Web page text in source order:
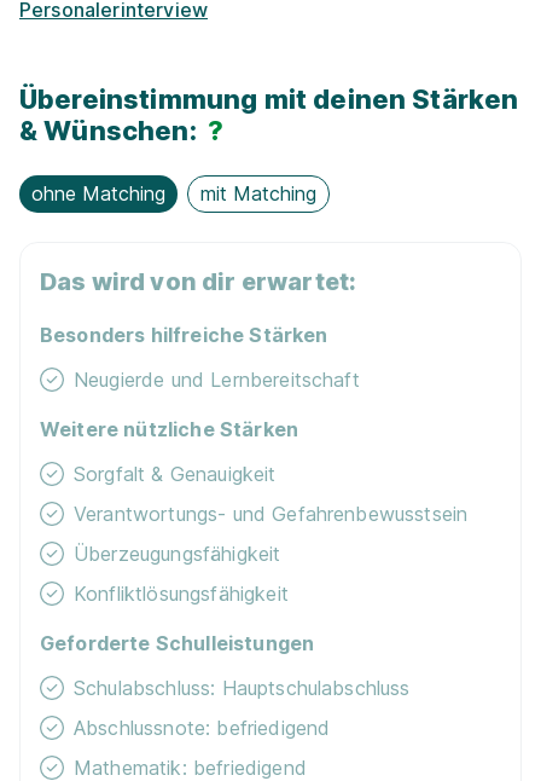
Fahrt­kosten­zu­schuss
Zu­satz­qua­li­fi­ka­tio­nen
Exkur­sionen
Nachhaltigkeit / Umweltschutz
Kostenloses WLAN
Mobiles Arbeiten
El­tern-Kind-Zim­mer
Personalerinterview
Übereinstimmung mit deinen Stärken
& Wünschen: ?
ohne Matching mit Matching
Das wird von dir erwartet:
Besonders hilfreiche Stärken
Neugierde und Lernbereitschaft
Weitere nützliche Stärken
Sorgfalt & Genauigkeit
Verantwortungs- und Gefahrenbewusstsein
Überzeugungsfähigkeit
Konfliktlösungsfähigkeit
Geforderte Schulleistungen
Schulabschluss: Hauptschulabschluss
Abschlussnote: befriedigend
Mathematik: befriedigend